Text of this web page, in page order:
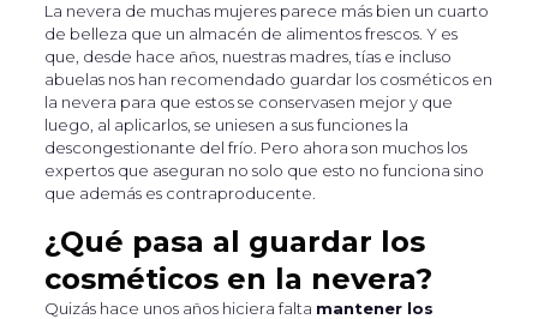
La nevera de muchas mujeres parece más bien un cuarto
de belleza que un almacén de alimentos frescos. Y es
que, desde hace años, nuestras madres, tías e incluso
abuelas nos han recomendado guardar los cosméticos en
la nevera para que estos se conservasen mejor y que
luego, al aplicarlos, se uniesen a sus funciones la
descongestionante del frío. Pero ahora son muchos los
expertos que aseguran no solo que esto no funciona sino
que además es contraproducente.
¿Qué pasa al guardar los
cosméticos en la nevera?
Quizás hace unos años hiciera falta mantener los